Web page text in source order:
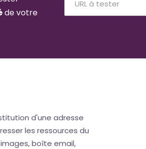
de votre
d'une adresse
les ressources du
boîte email,